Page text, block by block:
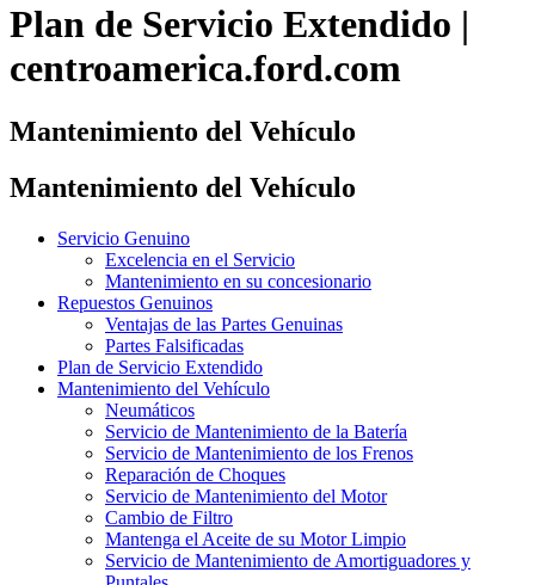
Plan de Servicio Extendido |
centroamerica.ford.com
Mantenimiento del Vehículo
Mantenimiento del Vehículo
Servicio Genuino
Excelencia en el Servicio
Mantenimiento en su concesionario
Repuestos Genuinos
Ventajas de las Partes Genuinas
Partes Falsificadas
Plan de Servicio Extendido
Mantenimiento del Vehículo
Neumáticos
Servicio de Mantenimiento de la Batería
Servicio de Mantenimiento de los Frenos
Reparación de Choques
Servicio de Mantenimiento del Motor
Cambio de Filtro
Mantenga el Aceite de su Motor Limpio
Servicio de Mantenimiento de Amortiguadores y